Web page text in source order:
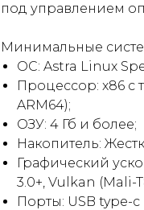
под управлением
Минимальные
OC: Astra Linux
Процессор: x86 с
ARM64);
ОЗУ: 4 Гб и более;
Накопитель:
Графический
3.0+, Vulkan
Порты: USB type-